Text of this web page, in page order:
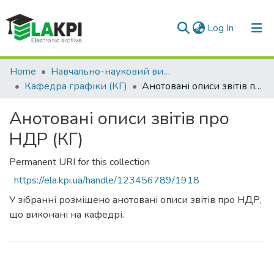
Log In (current)
Communities & Collections
All of DSpace
Statistics
Home
Навчально-науковий видавничо-полiграфiчний інститут (НН ВПІ)
Кафедра графіки (КГ)
Анотовані описи звітів про НДР (КГ)
Анотовані описи звітів про
НДР (КГ)
Permanent URI for this collection
https://ela.kpi.ua/handle/123456789/1918
У зібранні розміщено анотовані описи звітів про НДР,
що виконані на кафедрі.